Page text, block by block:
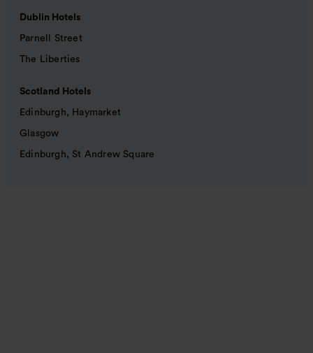
Dublin Hotels
Parnell Street
The Liberties
Scotland Hotels
Edinburgh, Haymarket
Glasgow
Edinburgh, St Andrew Square